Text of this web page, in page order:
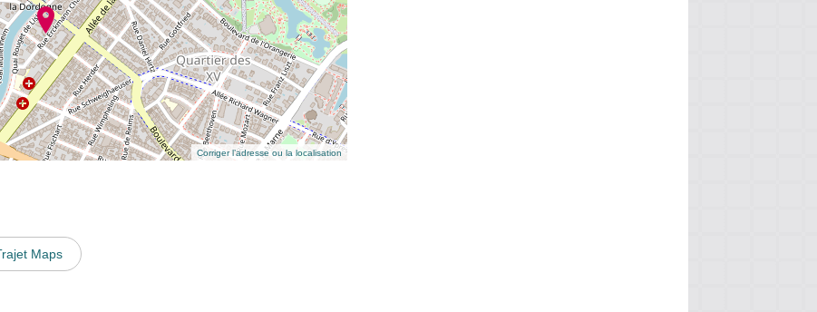
Corriger l’adresse ou la localisation
Maps